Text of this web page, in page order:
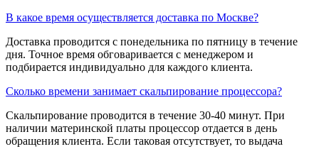
В какое время осуществляется доставка по Москве?
Доставка проводится с понедельника по пятницу в течение
дня. Точное время обговаривается с менеджером и
подбирается индивидуально для каждого клиента.
Сколько времени занимает скальпирование процессора?
Скальпирование проводится в течение 30-40 минут. При
наличии материнской платы процессор отдается в день
обращения клиента. Если таковая отсутствует, то выдача